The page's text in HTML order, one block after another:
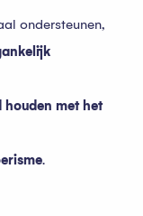
ondersteunen,
houden met het
.